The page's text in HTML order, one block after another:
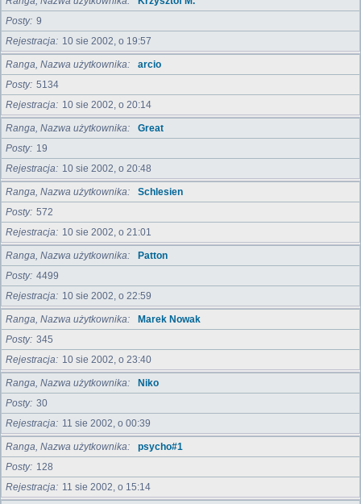
Posty 9
Rejestracja
10 sie 2002, o 19:57
Ranga, Nazwa użytkownika
arcio
Posty 5134
Rejestracja
10 sie 2002, o 20:14
Ranga, Nazwa użytkownika
Great
Posty
19
Rejestracja
10 sie 2002, o 20:48
Ranga, Nazwa użytkownika
Schlesien
Posty 572
Rejestracja
10 sie 2002, o 21:01
Ranga, Nazwa użytkownika
Patton
Posty 4499
Rejestracja
10 sie 2002, o 22:59
Ranga, Nazwa użytkownika
Marek Nowak
Posty 345
Rejestracja
10 sie 2002, o 23:40
Ranga, Nazwa użytkownika
Niko
Posty 30
Rejestracja
11 sie 2002, o 00:39
Ranga, Nazwa użytkownika
psycho#1
Posty
128
Rejestracja
11 sie 2002, o 15:14